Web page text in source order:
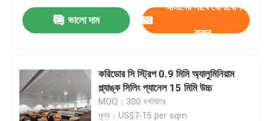
ভালো দাম
আমাদের সাথে যোগাযোগ
করুন
করিডোর সি স্ট্রিপ 0.9 মিমি অ্যালুমিনিয়াম
প্ল্যাঙ্ক সিলিং প্যানেল 15 মিমি উচ্চ
MOQ：300 বর্গমিটার
মূল্য：US$7-15 per sqm